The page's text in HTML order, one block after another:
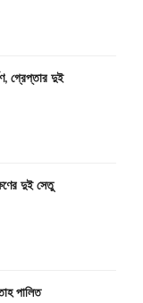
গ্রেপ্তার দুই
দুই সেতু
পালিত